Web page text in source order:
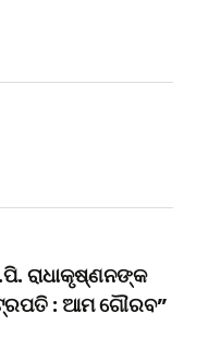
ରାଧାକୃଷ୍ଣନଙ୍କ
: ଆମ ଗୌରବ”